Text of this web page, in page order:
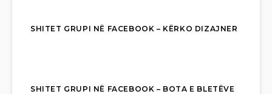
SHITET GRUPI NË FACEBOOK – KËRKO DIZAJNER
SHITET GRUPI NË FACEBOOK – BOTA E BLETËVE